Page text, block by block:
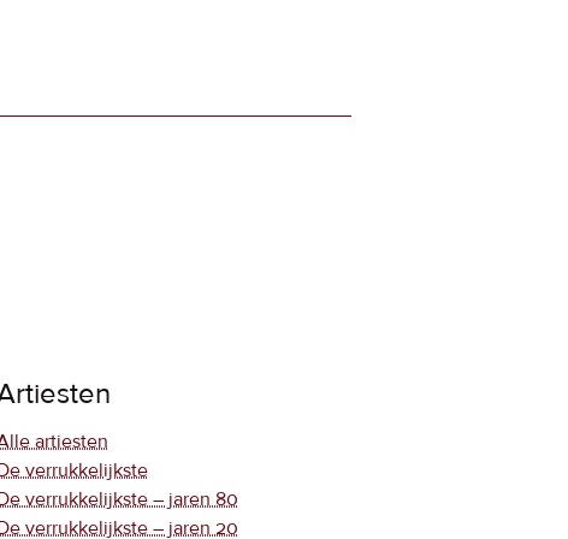
artiesten
verrukkelijkste
verrukkelijkste – jaren 80
verrukkelijkste – jaren 20